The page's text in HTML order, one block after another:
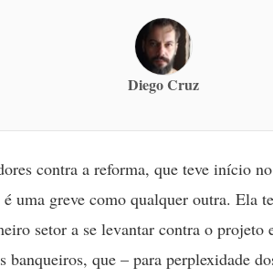
Diego Cruz
contra a reforma, que teve início
uma greve como qualquer outra. Ela
setor a se levantar contra o projeto
banqueiros, que – para perplexidade